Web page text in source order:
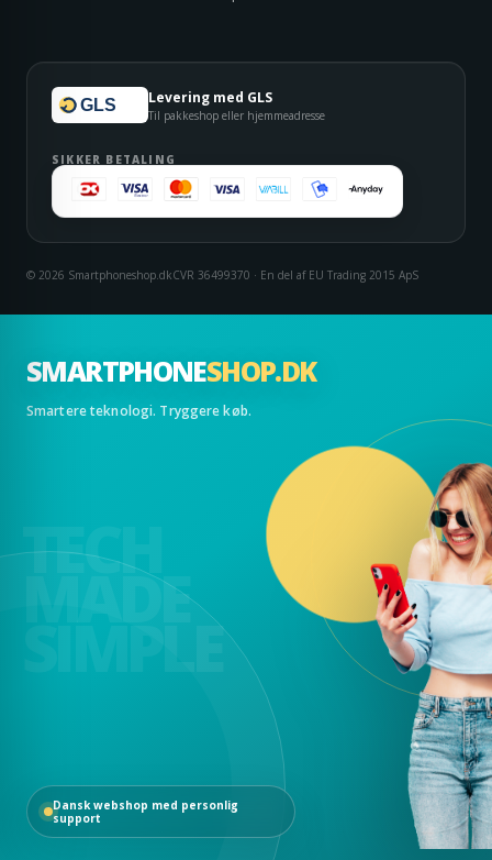
SMARTPHONESHOP.DK
Smartere teknologi. Tryggere køb.
Dansk webshop med personlig
support
TECH
MADE
SIMPLE
GLS Levering med GLS
Til pakkeshop eller hjemmeadresse
SIKKER BETALING
© 2026 Smartphoneshop.dkCVR 36499370 · En del af EU Trading 2015 ApS